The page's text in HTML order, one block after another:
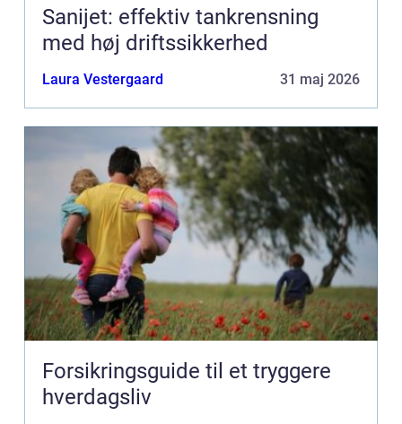
Sanijet: effektiv tankrensning
med høj driftssikkerhed
Laura Vestergaard 31 maj 2026
Forsikringsguide til et tryggere
hverdagsliv